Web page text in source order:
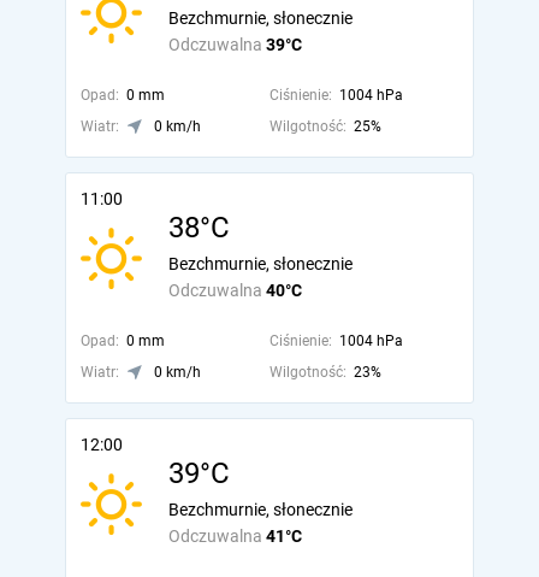
Odczuwalna 39°C
Bezchmurnie, słonecznie
Opad: 0 mm Ciśnienie: 1004 hPa
Wiatr:
0 km/h Wilgotność: 25%
11:00
38°C
Odczuwalna 40°C
Bezchmurnie, słonecznie
Opad: 0 mm Ciśnienie: 1004 hPa
Wiatr:
0 km/h Wilgotność: 23%
12:00
39°C
Odczuwalna 41°C
Bezchmurnie, słonecznie